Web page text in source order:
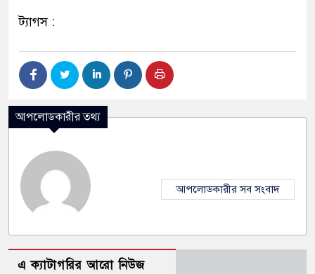
ট্যাগস :
আপলোডকারীর তথ্য
আপলোডকারীর সব সংবাদ
এ ক্যাটাগরির আরো নিউজ